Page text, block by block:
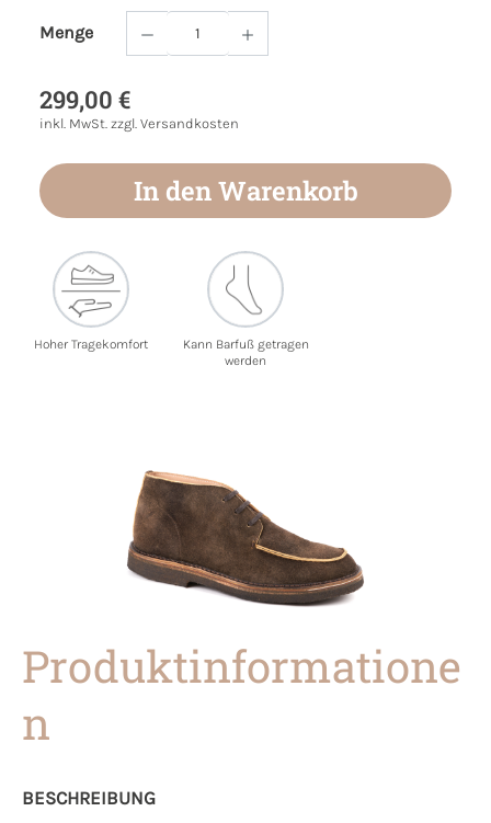
Menge
Produkt Anzahl: Gib den gewünschten
299,00 €
inkl. MwSt. zzgl. Versandkosten
In den Warenkorb
Hoher Tragekomfort
Kann Barfuß getragen
werden
Produktinformatione
n
BESCHREIBUNG